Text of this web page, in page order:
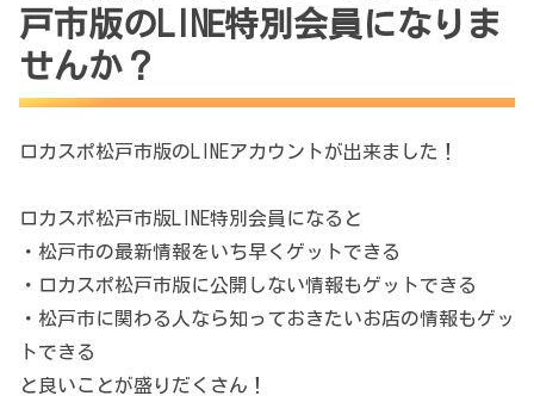
戸市版のLINE特別会員になりま
せんか？
ロカスポ松戸市版のLINEアカウントが出来ました！
ロカスポ松戸市版LINE特別会員になると
・松戸市の最新情報をいち早くゲットできる
・ロカスポ松戸市版に公開しない情報もゲットできる
・松戸市に関わる人なら知っておきたいお店の情報もゲッ
トできる
と良いことが盛りだくさん！